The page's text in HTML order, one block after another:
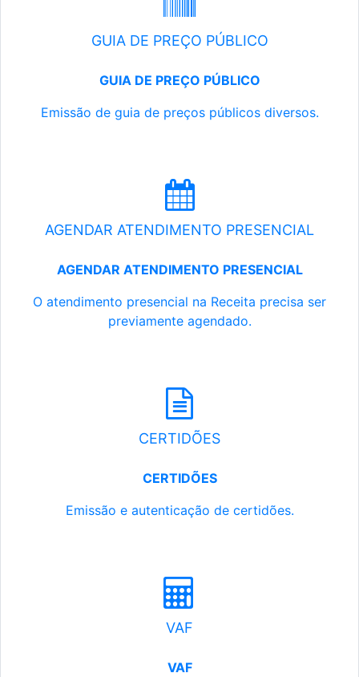
GUIA DE PREÇO PÚBLICO
GUIA DE PREÇO PÚBLICO
Emissão de guia de preços públicos diversos.
AGENDAR ATENDIMENTO PRESENCIAL
AGENDAR ATENDIMENTO PRESENCIAL
O atendimento presencial na Receita precisa ser
previamente agendado.
CERTIDÕES
CERTIDÕES
Emissão e autenticação de certidões.
VAF
VAF